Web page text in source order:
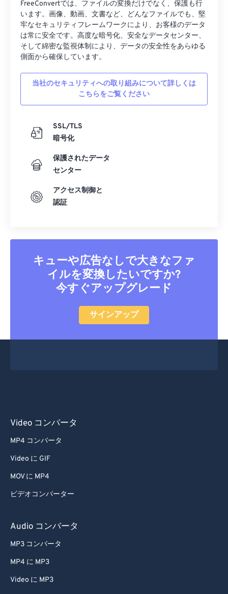
FreeConvertでは、ファイルの変換だけでなく、保護も行
います。画像、動画、文書など、どんなファイルでも、堅
牢なセキュリティフレームワークにより、お客様のデータ
は常に安全です。高度な暗号化、安全なデータセンター、
そして綿密な監視体制により、データの安全性をあらゆる
側面から確保しています。
当社のセキュリティへの取り組みについて詳しくは
こちらをご覧ください
SSL/TLS
暗号化
保護されたデータ
センター
アクセス制御と
認証
キューや広告なしで大きなファ
イルを変換したいですか?
今すぐアップグレード
サインアップ
Video コンバータ
MP4 コンバータ
Video に GIF
MOV に MP4
ビデオコンバーター
Audio コンバータ
MP3 コンバータ
MP4 に MP3
Video に MP3